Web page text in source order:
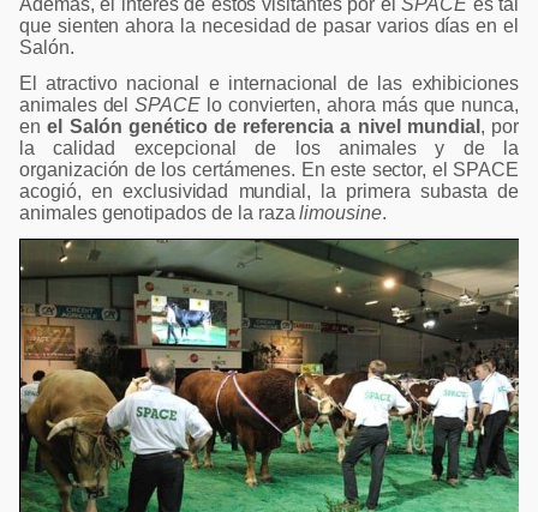
Además, el interés de estos visitantes por elSPACEes tal
que sienten ahora la necesidad de pasar varios días en el
Salón.
El atractivo nacional e internacional de las exhibiciones
animales delSPACE lo convierten, ahora más que nunca,
enel Salón genético de referencia a nivel mundial , por
la calidad excepcional de los animales y de la
organización de los certámenes. En este sector, el SPACE
acogió, en exclusividad mundial, la primera subasta de
animales genotipados de la razalimousine.